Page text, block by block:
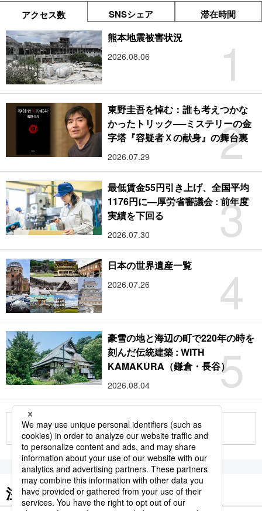
アクセス数 SNSシェア 滞在時間
1
熊本地震被害状況
2026.08.06
2
東野圭吾を悼む：誰も考えつかな
かったトリック──ミステリーの金
字塔『容疑者Ｘの献身』の舞台裏
2026.07.29
3
最低賃金55円引き上げ、全国平均
1176円に―厚労省審議会 : 前年度
実績を下回る
2026.07.30
4
日本の世界遺産一覧
2026.07.26
5
豪雪の地と海辺の町で220年の時を
刻んだ伝統建築 : WITH
KAMAKURA（鎌倉・長谷）
2026.08.04
もっと見る
注目のキーワード